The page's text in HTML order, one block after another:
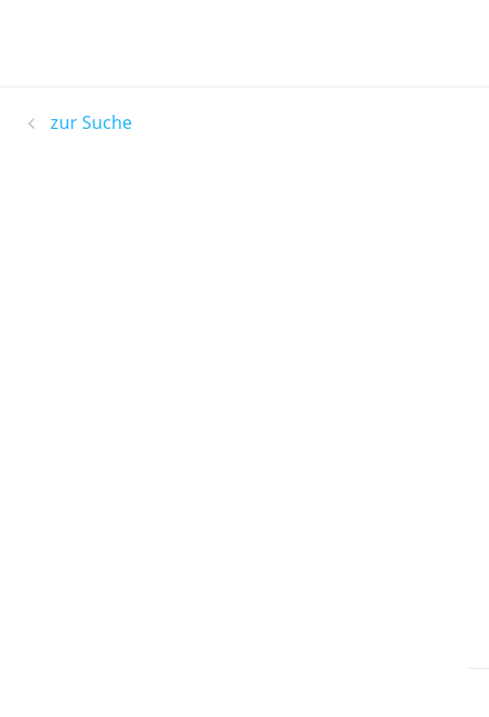
zur Suche